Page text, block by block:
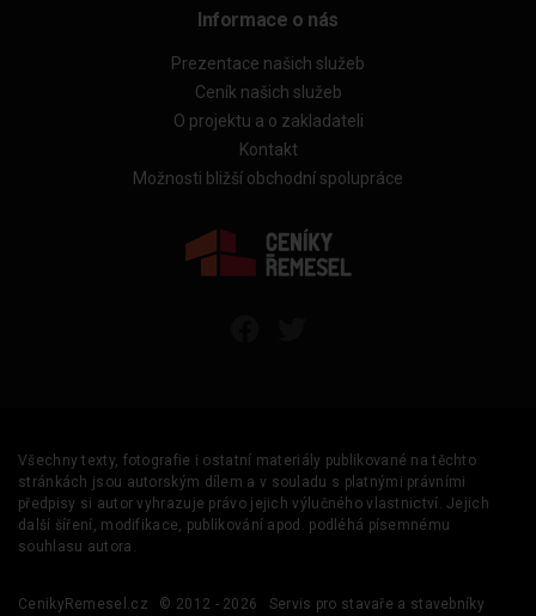
Informace o nás
Prezentace našich služeb
Ceník našich služeb
O projektu a o zakladateli
Kontakt
Možnosti bližší obchodní spolupráce
Všechny texty, fotografie i ostatní materiály publikované na těchto
stránkách jsou autorským dílem a v souladu s platnými právními
předpisy si autor vyhrazuje právo jejich výlučného vlastnictví. Jejich
další šíření, modifikace, publikování apod. podléhá písemnému
souhlasu autora.
CenikyRemesel.cz © 2012 - 2026 Servis pro stavaře a stavebníky